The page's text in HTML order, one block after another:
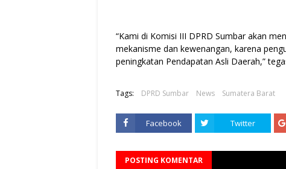
“Kami di Komisi III DPRD Sumbar akan
mekanisme dan kewenangan, karena
peningkatan Pendapatan Asli Daerah,”
Tags: DPRD Sumbar News Sumatera Barat
Facebook Twitter
POSTING KOMENTAR